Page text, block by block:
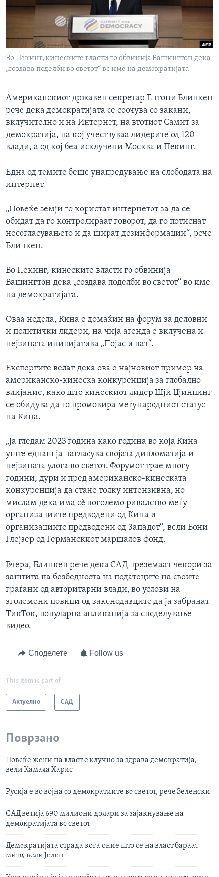
ИНТЕРВЈУА
Во Пекинг, кинеските власти го обвинија Вашингтон дека
„создава поделби во светот“ во име на демократијата
Американскиот државен секретар Ентони Блинкен
рече дека демократијата се соочува со закани,
вклучително и на Интернет, на втотиот Самит за
демократија, на кој учествуваа лидерите од 120
влади, а од кој беа исклучени Москва и Пекинг.
Една од темите беше унапредување на слободата на
интернет.
„Повеќе земји го користат интернетот за да се
обидат да го контролираат говорот, да го потиснат
несогласувањето и да шират дезинформации“, рече
Блинкен.
Во Пекинг, кинеските власти го обвинија
Вашингтон дека „создава поделби во светот“ во име
на демократијата.
Оваа недела, Кина е домаќин на форум за деловни
и политички лидери, на чија агенда е вклучена и
нејзината иницијатива „Појас и пат“.
Експертите велат дека ова е најновиот пример на
американско-кинеска конкуренција за глобално
влијание, како што кинескиот лидер Шји Џјинпинг
се обидува да го промовира меѓународниот статус
на Кина.
„Ја гледам 2023 година како година во која Кина
уште еднаш ја нагласува својата дипломатија и
нејзината улога во светот. Форумот трае многу
години, дури и пред американско-кинеската
конкуренција да стане толку интензивна, но
мислам дека има сè поголемо ривалство меѓу
организациите предводени од Кина и
организациите предводени од Западот“, вели Бони
Глејзер од Германскиот маршалов фонд.
Вчера, Блинкен рече дека САД преземаат чекори за
заштита на безбедноста на податоците на своите
граѓани од авторитарни влади, во услови на
зголемени повици од законодавците да ја забранат
ТикТок, популарна апликација за споделување
видео.
Споделете Follow us
This item is part of
Актуелно САД
Поврзано
Повеќе жени на власт е клучно за здрава демократија,
вели Камала Харис
Русија е во војна со демократиите во светот, рече Зеленски
САД ветија 690 милиони долари за зајакнување на
демократијата во светот
Демократијата страда кога оние што се на власт бараат
мито, вели Јелен